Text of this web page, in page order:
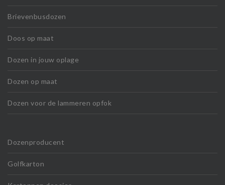
Brievenbusdozen
Doos op maat
Dozen in jouw oplage
Dozen op maat
Dozen voor de lammeren opfok
Dozenproducent
Golfkarton